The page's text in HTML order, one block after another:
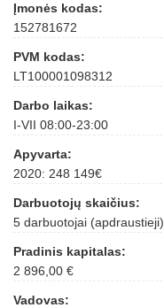
Įmonės kodas:
152781672
PVM kodas:
LT100001098312
Darbo laikas:
I-VII 08:00-23:00
Apyvarta:
2020: 248 149€
Darbuotojų skaičius:
5 darbuotojai (apdraustieji)
Pradinis kapitalas:
2 896,00 €
Vadovas: